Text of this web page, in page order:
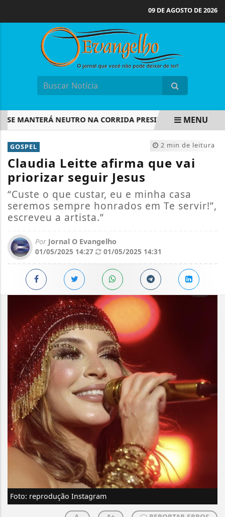
09 DE AGOSTO DE 2026
MANTERÁ NEUTRO NA CORRIDA PRESIDENCIAL COPOM
EM ALTA
MENU
2 min de leitura
GOSPEL
Claudia Leitte afirma que vai
priorizar seguir Jesus
“Custe o que custar, eu e minha casa
seremos sempre honrados em Te servir!”,
escreveu a artista.”
Por Jornal O Evangelho
01/05/2025 14:27
01/05/2025 14:31
Foto: reprodução Instagram